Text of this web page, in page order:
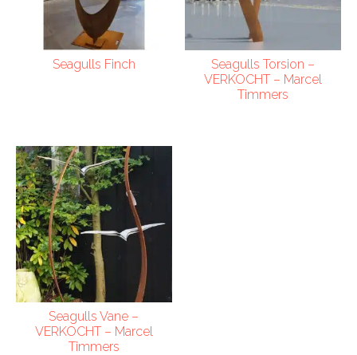
Seagulls Finch
Seagulls Torsion –
VERKOCHT – Marcel
Timmers
Seagulls Vane –
VERKOCHT – Marcel
Timmers